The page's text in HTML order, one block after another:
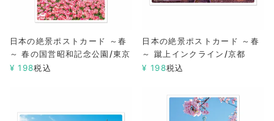
日本の絶景ポストカード ～春
～ 春の国営昭和記念公園/東京
¥ 198税込
日本の絶景ポストカード ～春
～ 蹴上インクライン/京都
¥ 198税込